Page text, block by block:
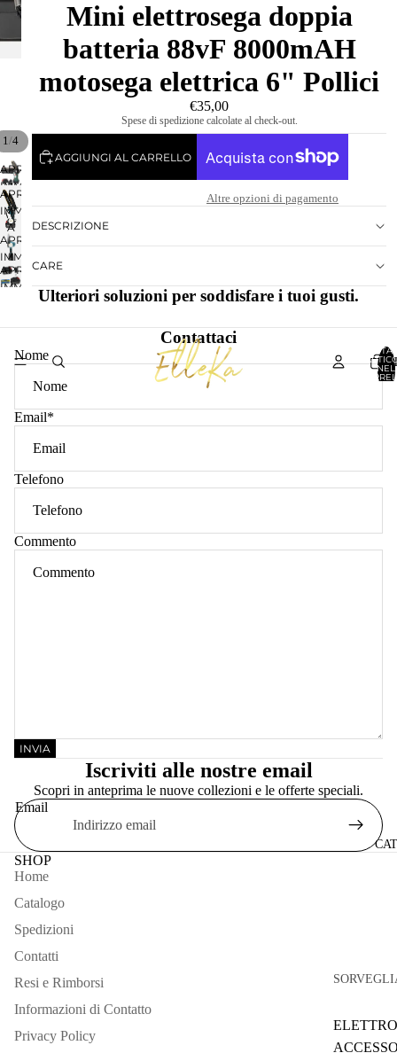
NEL
1/4
APRI
IMMAGINE
A
SCHERMO
INTERO
APRI
IMMAGINE
A
SCHERMO
INTERO
APRI
IMMAGINE
A
SCHERMO
APRI
IMMAGINE
Mini elettrosega doppia
batteria 88vF 8000mAH
motosega elettrica 6" Pollici
€35,00
Spese di spedizione calcolate al check-out.
AGGIUNGI AL CARRELLO
Altre opzioni di pagamento
DESCRIZIONE
CARE
Ulteriori soluzioni per soddisfare i tuoi gusti.
Contattaci
Nome
Email*
Telefono
Commento
INVIA
Iscriviti alle nostre email
Scopri in anteprima le nuove collezioni e le offerte speciali.
Email
SHOP
Home
Catalogo
Spedizioni
Contatti
Resi e Rimborsi
Informazioni di Contatto
Privacy Policy